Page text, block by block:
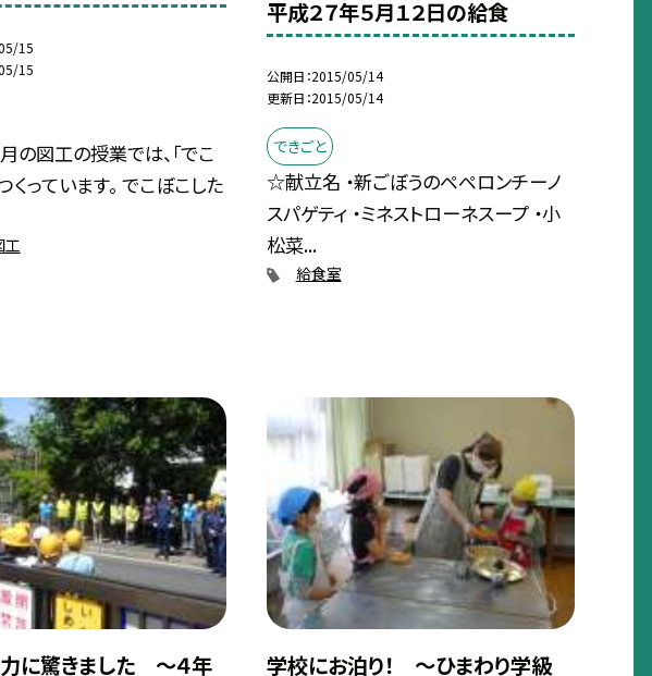
15
15
の図工の授業では、「でこ
くっています。 でこぼこした
工
平成２７年５月１２日の給食
公開日 2015/05/14
更新日 2015/05/14
できごと
☆献立名 ・新ごぼうのペペロンチーノ
スパゲティ ・ミネストローネスープ ・小
松菜...
給食室
に驚きました 〜４年
学校にお泊り！ 〜ひまわり学級